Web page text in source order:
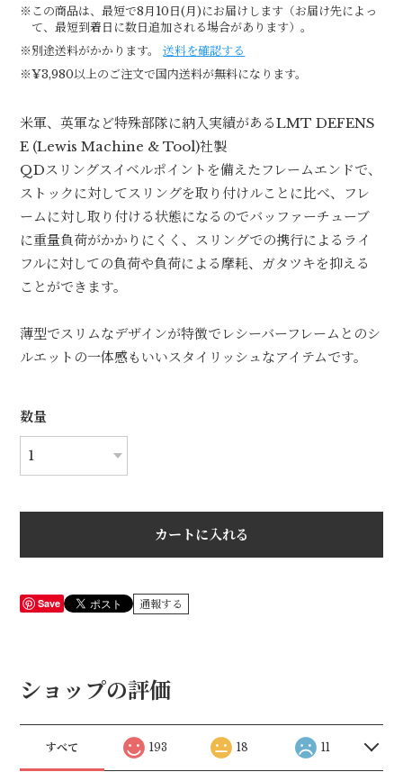
※この商品は、最短で8月10日(月)にお届けします（お届け先によっ
て、最短到着日に数日追加される場合があります）。
※別途送料がかかります。
送料を確認する
※¥3,980以上のご注文で国内送料が無料になります。
米軍、英軍など特殊部隊に納入実績があるLMT DEFENS
E (Lewis Machine & Tool)社製
QDスリングスイベルポイントを備えたフレームエンドで、
ストックに対してスリングを取り付けルことに比べ、フレ
ームに対し取り付ける状態になるのでバッファーチューブ
に重量負荷がかかりにくく、スリングでの携行によるライ
フルに対しての負荷や負荷による摩耗、ガタツキを抑える
ことができます。
薄型でスリムなデザインが特徴でレシーバーフレームとのシ
ルエットの一体感もいいスタイリッシュなアイテムです。
数量
カートに入れる
Save 通報する
ショップの評価
すべて 193 18 11